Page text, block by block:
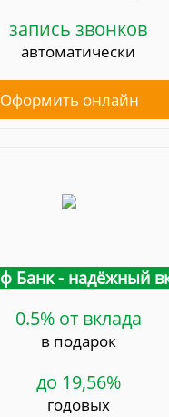
запись звонков
автоматически
Оформить онлайн
Банк - надёжный
0.5% от вклада
в подарок
до 19,56%
годовых